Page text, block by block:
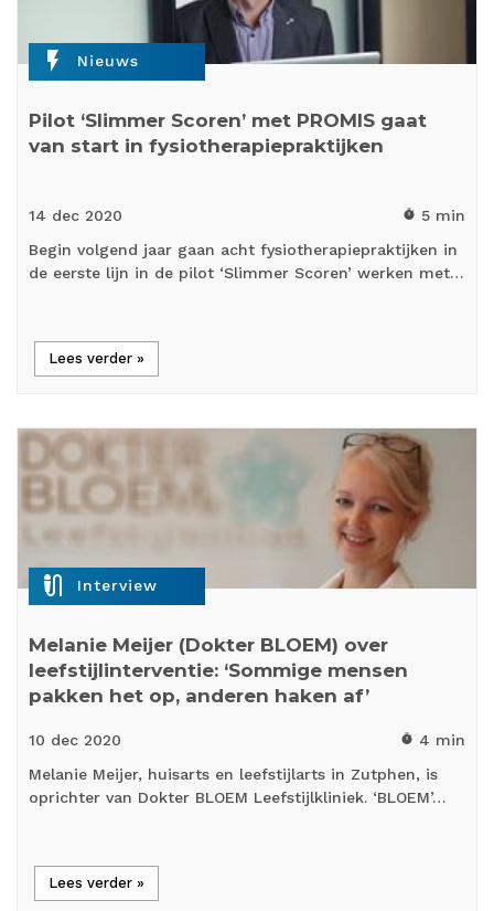
flash_on Nieuws
Pilot ‘Slimmer Scoren’ met PROMIS gaat
van start in fysiotherapiepraktijken
14 dec 2020 timer 5 min
Begin volgend jaar gaan acht fysiotherapiepraktijken in
de eerste lijn in de pilot ‘Slimmer Scoren’ werken met…
Lees verder »
mic_external_on Interview
Melanie Meijer (Dokter BLOEM) over
leefstijlinterventie: ‘Sommige mensen
pakken het op, anderen haken af’
10 dec 2020 timer 4 min
Melanie Meijer, huisarts en leefstijlarts in Zutphen, is
oprichter van Dokter BLOEM Leefstijlkliniek. ‘BLOEM’…
Lees verder »